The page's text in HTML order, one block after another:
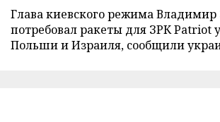
Глава киевского режима
потребовал ракеты для ЗРК Patriot
Польши и Израиля, сообщили